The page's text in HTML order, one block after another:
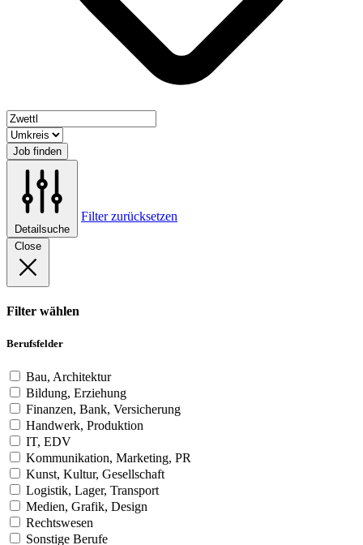
Job finden
Detailsuche
Filter zurücksetzen
Close
Filter wählen
Berufsfelder
Bau, Architektur
Bildung, Erziehung
Finanzen, Bank, Versicherung
Handwerk, Produktion
IT, EDV
Kommunikation, Marketing, PR
Kunst, Kultur, Gesellschaft
Logistik, Lager, Transport
Medien, Grafik, Design
Rechtswesen
Sonstige Berufe